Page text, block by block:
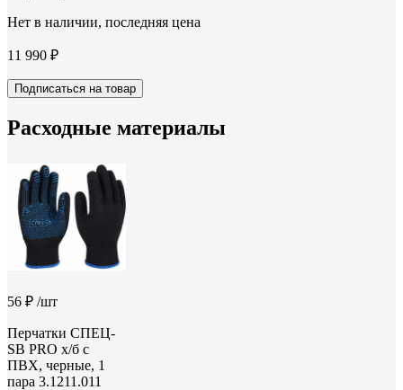
Нет в наличии, последняя цена
11 990 ₽
Подписаться на товар
Расходные материалы
56 ₽ /шт
Перчатки СПЕЦ-
SB PRO х/б с
ПВХ, черные, 1
пара 3.1211.011